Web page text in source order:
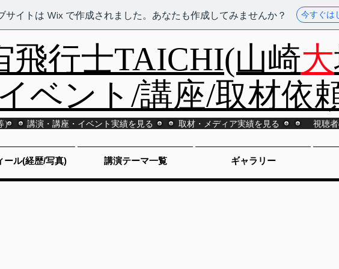
サイトは Wix で作成されました。あなたも作成してみませんか？ 今すぐは
飛行士TAICHI(山崎大
ベント/講座/取材依
） 講演・講座・イベント実績を見る 取材・メディア実績を見る 視聴
ール(経歴/写真) 講演テーマ一覧 ギャラリー